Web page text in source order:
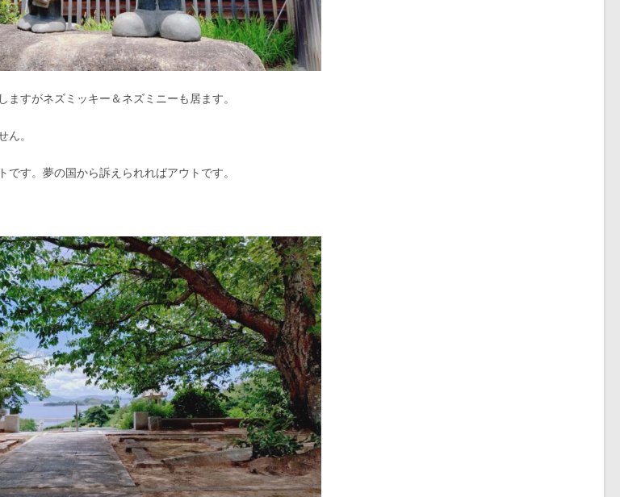
すがネズミッキー＆ネズミニーも居ます。
。
す。夢の国から訴えられればアウトです。